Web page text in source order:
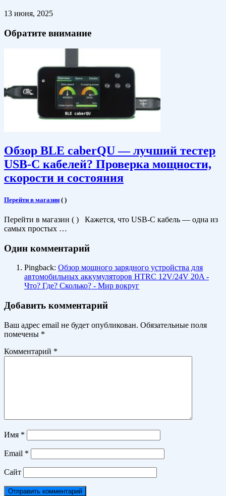
13 июня, 2025
Обратите внимание
Обзор BLE caberQU — лучший тестер
USB-C кабелей? Проверка мощности,
скорости и состояния
Перейти в магазин ( )
Перейти в магазин ( ) Кажется, что USB-C кабель — одна из
самых простых …
Один комментарий
Pingback: Обзор мощного зарядного устройства для
автомобильных аккумуляторов HTRC 12V/24V 20A -
Что? Где? Сколько? - Мир вокруг
Добавить комментарий
Ваш адрес email не будет опубликован. Обязательные поля
помечены *
Комментарий *
Имя *
Email *
Сайт